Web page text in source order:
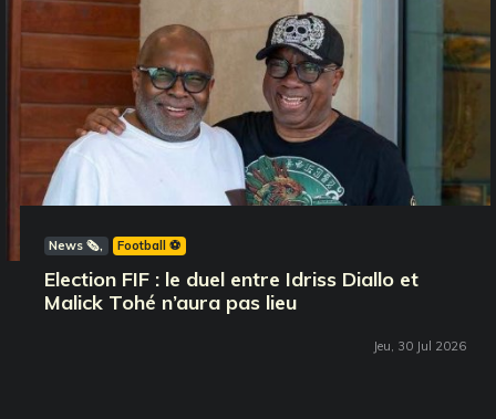
News 🗞️ Football ⚽️
Election FIF : le duel entre Idriss Diallo et
Malick Tohé n’aura pas lieu
Jeu, 30 Jul 2026